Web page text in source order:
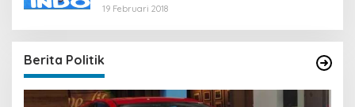
19 Februari 2018
Berita Politik